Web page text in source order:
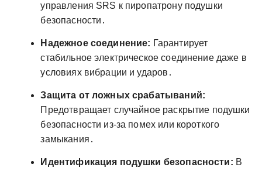
управления SRS к пиропатрону подушки
безопасности․
Надежное соединение: Гарантирует
стабильное электрическое соединение даже в
условиях вибрации и ударов․
Защита от ложных срабатываний:
Предотвращает случайное раскрытие подушки
безопасности из-за помех или короткого
замыкания․
Идентификация подушки безопасности: В